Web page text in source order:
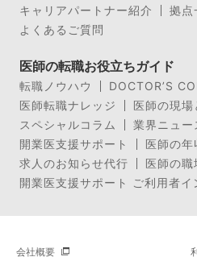
キャリアパートナー紹介
拠点
よくあるご質問
医師の転職お役立ちガイド
転職ノウハウ
DOCTOR’S
医師転職ナレッジ
医師の現場
スペシャルコラム
業界ニュー
開業医支援サポート
医師の年
求人のお知らせ代行
医師の職
開業医支援サポート ご利用者イ
会社概要